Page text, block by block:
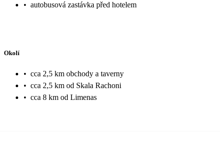
• autobusová zastávka před hotelem
Okolí
• cca 2,5 km obchody a taverny
• cca 2,5 km od Skala Rachoni
• cca 8 km od Limenas